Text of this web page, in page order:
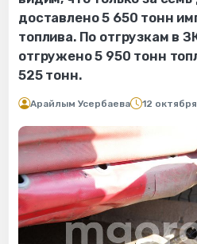
доставлено 5 650 тонн
топлива. По отгрузкам в
отгружено 5 950 тонн
525 тонн.
Арайлым Усербаева 12